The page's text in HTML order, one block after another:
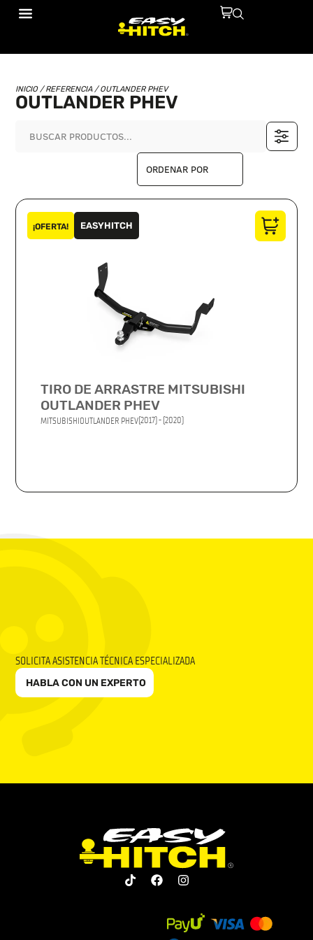
INICIO/ REFERENCIA / OUTLANDER PHEV
OUTLANDER PHEV
¡OFERTA! EASYHITCH
TIRO DE ARRASTRE MITSUBISHI
OUTLANDER PHEV
MITSUBISHIOUTLANDER PHEV(2017) - (2020)
SOLICITA ASISTENCIA TÉCNICA ESPECIALIZADA
HABLA CON UN EXPERTO